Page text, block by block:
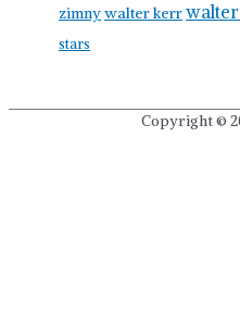
zimnywalter kerr
stars
Copyright ©